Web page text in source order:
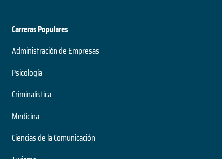
Carreras Populares
Administración de Empresas
Psicología
Criminalística
Medicina
Ciencias de la Comunicación